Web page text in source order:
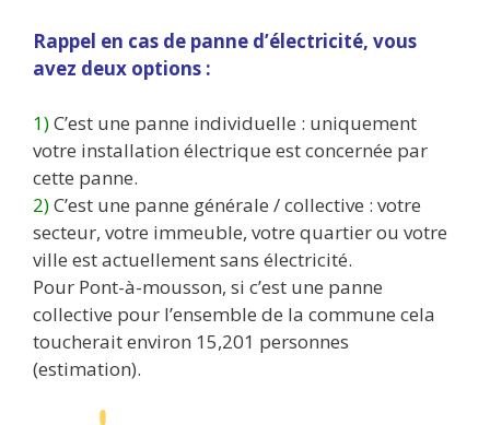
Rappel en cas de panne d’électricité, vous
avez deux options :
1)C’est une panne individuelle : uniquement
votre installation électrique est concernée par
cette panne.
2)C’est une panne générale / collective : votre
secteur, votre immeuble, votre quartier ou votre
ville est actuellement sans électricité.
Pour Pont-à-mousson, si c’est une panne
collective pour l’ensemble de la commune cela
toucherait environ 15,201 personnes
(estimation).